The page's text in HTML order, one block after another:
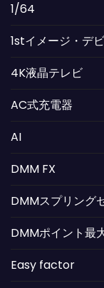
1/64
1stイメージ・デ
4K液晶テレビ
AC式充電器
AI
DMM FX
DMMスプリング
DMMポイント最
Easy factor